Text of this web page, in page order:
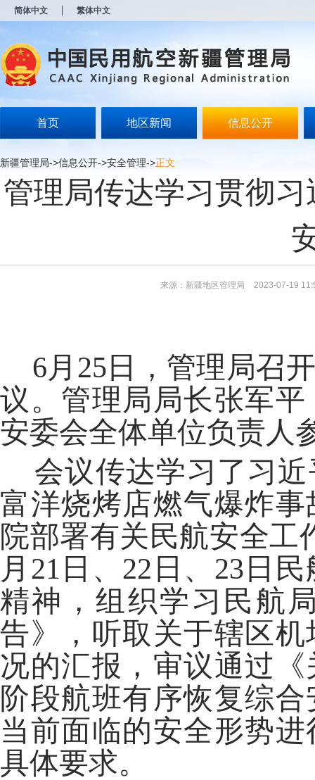
简体中文 繁体中文
首页 地区新闻 信息公开
新疆管理局->信息公开->安全管理->正文
管理局传达学习贯彻
来源：新疆地区管理局 2023-07-19
6月25日，管理局召
议。管理局局长张军
安委会全体单位负责人
会议传达学习了习近
富洋烧烤店燃气爆炸
院部署有关民航安全工
月21日、22日、23日
精神，组织学习民航
告》，听取关于辖区
况的汇报，审议通过
阶段航班有序恢复综
当前面临的安全形势
具体要求。
开
无
障
说
按
Alt
加
波